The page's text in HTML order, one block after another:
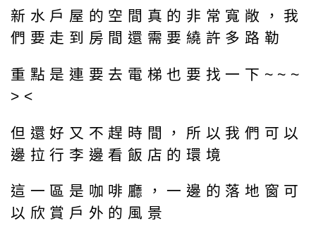
新水戶屋的空間真的非常寬敞，我
們要走到房間還需要繞許多路勒
重點是連要去電梯也要找一下~~~
><
但還好又不趕時間，所以我們可以
邊拉行李邊看飯店的環境
這一區是咖啡廳，一邊的落地窗可
以欣賞戶外的風景